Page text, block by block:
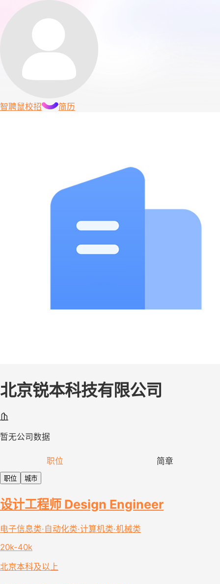
智聘鼠校招 简历
北京锐本科技有限公司
暂无公司数据
职位 简章
职位 城市
设计工程师 Design Engineer
电子信息类·自动化类·计算机类·机械类
20k-40k
北京本科及以上